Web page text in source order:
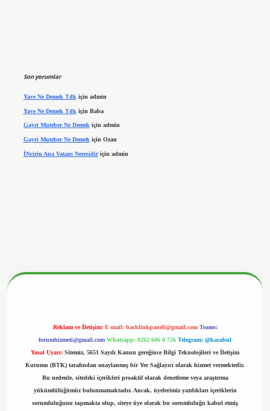
Son yorumlar
Yave Ne Demek Tdk için admin
Yave Ne Demek Tdk için Baba
Gayri Muteber Ne Demekiçin admin
Gayri Muteber Ne Demek için Ozan
İNcirin Ana Vatanı Neresidiriçin admin
Reklam ve İletişim: E-mail: backlinkpaneli@gmail.com Teams:
forumhizmeti@gmail.com Whatsapp: 0262 606 0 726 Telegram: @karabul
Yasal Uyarı: Sitemiz, 5651 Sayılı Kanun gereğince Bilgi Teknolojileri ve İletişim
Kurumu (BTK) tarafından onaylanmış bir Yer Sağlayıcı olarak hizmet vermektedir.
Bu nedenle, sitedeki içerikleri proaktif olarak denetleme veya araştırma
yükümlülüğümüz bulunmamaktadır. Ancak, üyelerimiz yazdıkları içeriklerin
sorumluluğunu taşımakta olup, siteye üye olarak bu sorumluluğu kabul etmiş